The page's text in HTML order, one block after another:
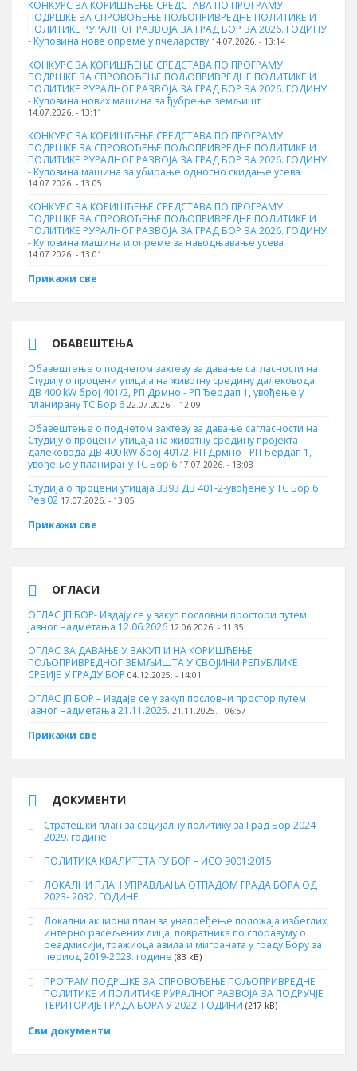
КОНКУРС ЗА КОРИШЋЕЊЕ СРЕДСТАВА ПО ПРОГРАМУ
ПОДРШКЕ ЗА СПРОВОЂЕЊЕ ПОЉОПРИВРЕДНЕ ПОЛИТИКЕ И
ПОЛИТИКЕ РУРАЛНОГ РАЗВОЈА ЗА ГРАД БОР ЗА 2026. ГОДИНУ
- Куповина нове опреме у пчеларству 14.07.2026. - 13:14
КОНКУРС ЗА КОРИШЋЕЊЕ СРЕДСТАВА ПО ПРОГРАМУ
ПОДРШКЕ ЗА СПРОВОЂЕЊЕ ПОЉОПРИВРЕДНЕ ПОЛИТИКЕ И
ПОЛИТИКЕ РУРАЛНОГ РАЗВОЈА ЗА ГРАД БОР ЗА 2026. ГОДИНУ
- Куповина нових машина за ђубрење земљишт
14.07.2026. - 13:11
КОНКУРС ЗА КОРИШЋЕЊЕ СРЕДСТАВА ПО ПРОГРАМУ
ПОДРШКЕ ЗА СПРОВОЂЕЊЕ ПОЉОПРИВРЕДНЕ ПОЛИТИКЕ И
ПОЛИТИКЕ РУРАЛНОГ РАЗВОЈА ЗА ГРАД БОР ЗА 2026. ГОДИНУ
- Куповинa машина за убирање односно скидање усева
14.07.2026. - 13:05
КОНКУРС ЗА КОРИШЋЕЊЕ СРЕДСТАВА ПО ПРОГРАМУ
ПОДРШКЕ ЗА СПРОВОЂЕЊЕ ПОЉОПРИВРЕДНЕ ПОЛИТИКЕ И
ПОЛИТИКЕ РУРАЛНОГ РАЗВОЈА ЗА ГРАД БОР ЗА 2026. ГОДИНУ
- Куповина машина и опреме за наводњавање усева
14.07.2026. - 13:01
Прикажи све
ОБАВЕШТЕЊА
Обавештење о поднетом захтеву за давање сагласности на
Студију о процени утицаја на животну средину далековода
ДВ 400 kW број 401/2, РП Дрмно - РП Ђердап 1, увођење у
планирану ТС Бор 6 22.07.2026. - 12:09
Обавештење о поднетом захтеву за давање сагласности на
Студију о процени утицаја на животну средину пројекта
далековода ДВ 400 kW број 401/2, РП Дрмно - РП Ђердап 1,
увођење у планирану ТС Бор 6 17.07.2026. - 13:08
Студија о процени утицаја 3393 ДВ 401-2-увођене у ТС Бор 6
Рев 02 17.07.2026. - 13:05
Прикажи све
ОГЛАСИ
ОГЛАС ЈП БОР- Издају се у закуп пословни простори путем
јавног надметања 12.06.2026 12.06.2026. - 11:35
ОГЛАС ЗА ДАВАЊЕ У ЗАКУП И НА КОРИШЋЕЊЕ
ПОЉОПРИВРЕДНОГ ЗЕМЉИШТА У СВОЈИНИ РЕПУБЛИКЕ
СРБИЈЕ У ГРАДУ БОР 04.12.2025. - 14:01
ОГЛАС ЈП БОР – Издаје се у закуп пословни простор путем
јавног надметања 21.11.2025. 21.11.2025. - 06:57
Прикажи све
ДОКУМЕНТИ
Стратешки план за социјалну политику за Град Бор 2024-
2029. године
ПОЛИТИКА КВАЛИТЕТА ГУ БОР – ИСО 9001:2015
ЛОКАЛНИ ПЛАН УПРАВЉАЊА ОТПАДОМ ГРАДА БОРА ОД
2023- 2032. ГОДИНЕ
Локални акциони план за унапређење положаја избеглих,
интерно расељених лица, повратника по споразуму о
реадмисији, тражиоца азила и миграната у граду Бору за
период 2019-2023. године (83 kB)
ПРОГРАМ ПОДРШКЕ ЗА СПРОВОЂЕЊЕ ПОЉОПРИВРЕДНЕ
ПОЛИТИКЕ И ПОЛИТИКЕ РУРАЛНОГ РАЗВОЈА ЗА ПОДРУЧЈЕ
ТЕРИТОРИЈЕ ГРАДА БОРА У 2022. ГОДИНИ (217 kB)
Сви документи